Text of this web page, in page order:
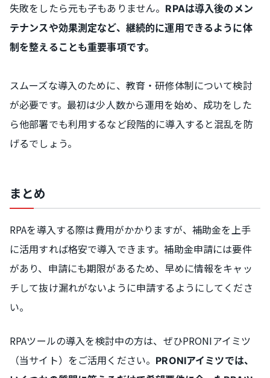
失敗をしたら元も子もありません。 RPAは導入後のメン
テナンスや効果測定など、継続的に運用できるように体
制を整えることも重要事項です。
スムーズな導入のために、教育・研修体制について検討
が必要です。最初は少人数から運用を始め、成功をした
ら他部署でも利用するなど段階的に導入すると混乱を防
げるでしょう。
まとめ
RPAを導入する際は費用がかかりますが、補助金を上手
に活用すれば格安で導入できます。補助金申請には要件
があり、申請にも期限があるため、早めに情報をキャッ
チして抜け漏れがないように申請するようにしてくださ
い。
RPAツールの導入を検討中の方は、ぜひPRONIアイミツ
（当サイト）をご活用ください。 PRONIアイミツでは、